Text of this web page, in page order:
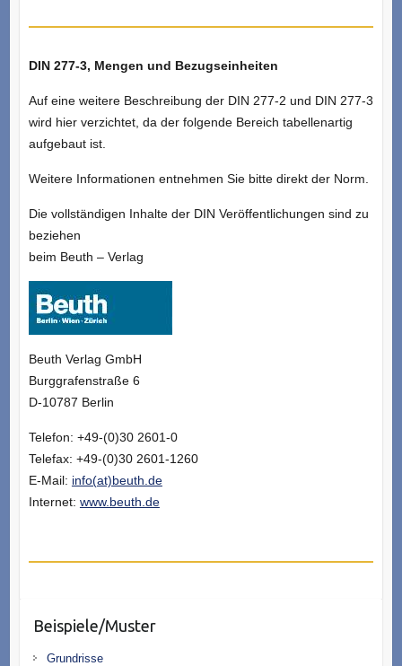
DIN 277-3, Mengen und Bezugseinheiten
Auf eine weitere Beschreibung der DIN 277-2 und DIN 277-3
wird hier verzichtet, da der folgende Bereich tabellenartig
aufgebaut ist.
Weitere Informationen entnehmen Sie bitte direkt der Norm.
Die vollständigen Inhalte der DIN Veröffentlichungen sind zu
beziehen
beim Beuth – Verlag
Beuth Verlag GmbH
Burggrafenstraße 6
D-10787 Berlin
Telefon: +49-(0)30 2601-0
Telefax: +49-(0)30 2601-1260
E-Mail: info(at)beuth.de
Internet: www.beuth.de
Beispiele/Muster
Grundrisse